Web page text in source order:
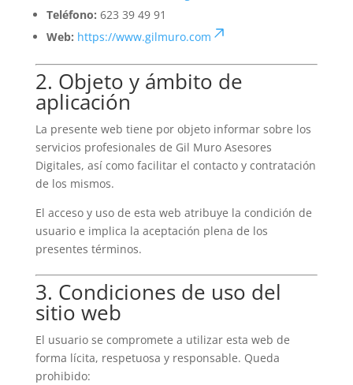
Teléfono: 623 39 49 91
Web: https://www.gilmuro.com
2. Objeto y ámbito de
aplicación
La presente web tiene por objeto informar sobre los
servicios profesionales de Gil Muro Asesores
Digitales, así como facilitar el contacto y contratación
de los mismos.
El acceso y uso de esta web atribuye la condición de
usuario e implica la aceptación plena de los
presentes términos.
3. Condiciones de uso del
sitio web
El usuario se compromete a utilizar esta web de
forma lícita, respetuosa y responsable. Queda
prohibido: